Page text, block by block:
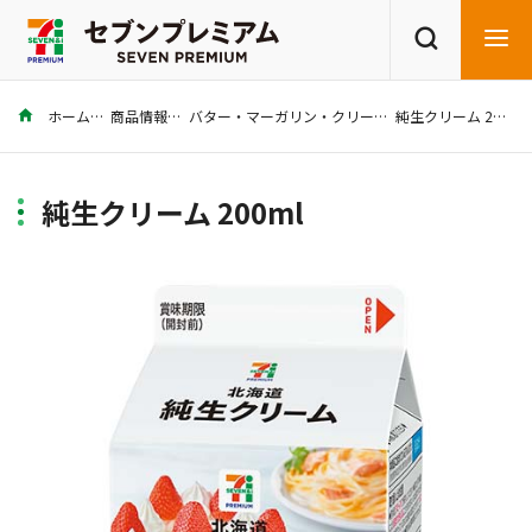
商品を探す
ホーム 商品情報 バター・マーガリン・クリーム 純生クリーム 200ml
純生クリーム 200ml